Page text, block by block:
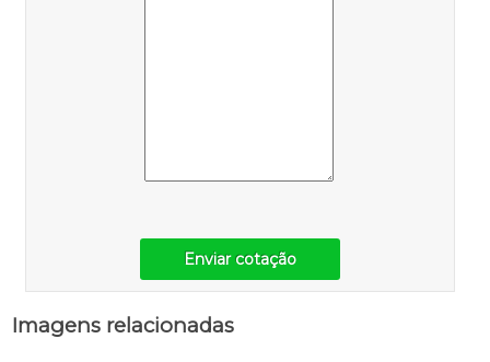
Enviar cotação
Imagens relacionadas